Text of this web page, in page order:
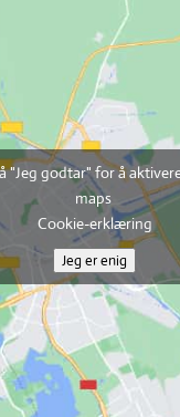
"Jeg godtar" for å
maps
Cookie-erklæring
Jeg er enig